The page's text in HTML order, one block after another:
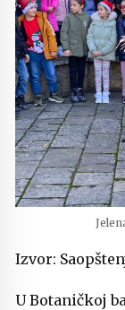
Izvor:
U Botaničkoj